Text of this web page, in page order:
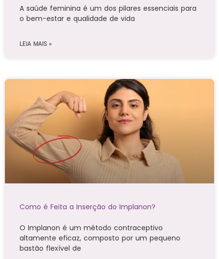
A saúde feminina é um dos pilares essenciais para
o bem-estar e qualidade de vida
LEIA MAIS »
Como é Feita a Inserção do Implanon?
O Implanon é um método contraceptivo
altamente eficaz, composto por um pequeno
bastão flexível de